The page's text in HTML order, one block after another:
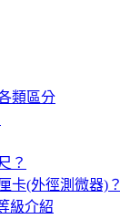
類區分
？
卡(外徑測微器)？
級介紹